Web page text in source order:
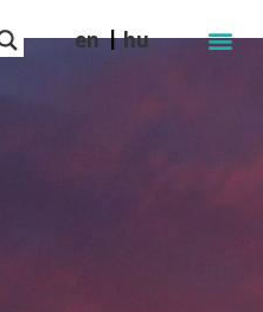
en hu